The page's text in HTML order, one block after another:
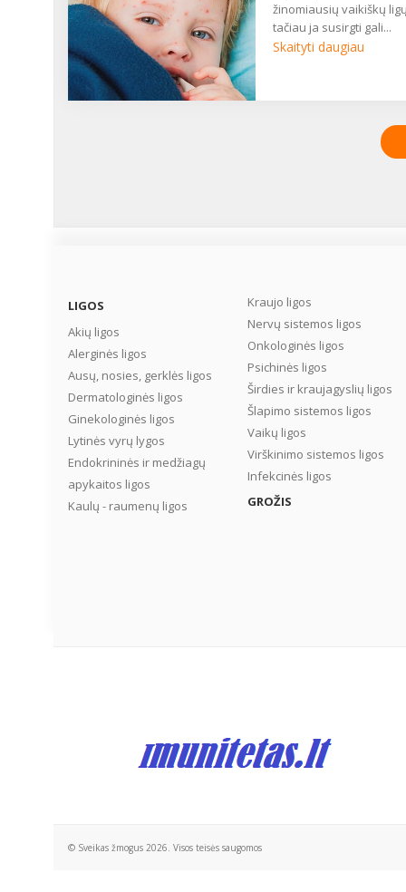
žinomiausių vaikiškų
tačiau ja susirgti gali...
Skaityti daugiau
LIGOS
Akių ligos
Alerginės ligos
Ausų, nosies, gerklės ligos
Dermatologinės ligos
Ginekologinės ligos
Lytinės vyrų lygos
Endokrininės ir medžiagų
apykaitos ligos
Kaulų - raumenų ligos
Kraujo ligos
Nervų sistemos ligos
Onkologinės ligos
Psichinės ligos
Širdies ir kraujagyslių ligos
Šlapimo sistemos ligos
Vaikų ligos
Virškinimo sistemos ligos
Infekcinės ligos
GROŽIS
© Sveikas žmogus 2026. Visos teisės saugomos